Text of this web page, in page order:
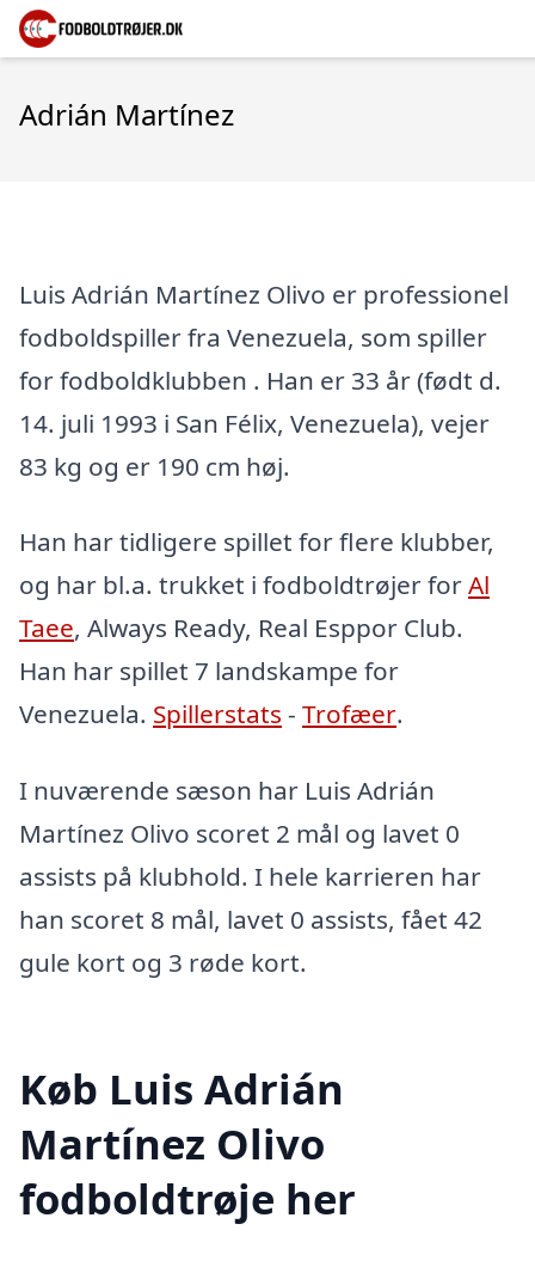
Adrián Martínez
Luis Adrián Martínez Olivo er professionel
fodboldspiller fra Venezuela, som spiller
for fodboldklubben . Han er 33 år (født d.
14. juli 1993 i San Félix, Venezuela), vejer
83 kg og er 190 cm høj.
Han har tidligere spillet for flere klubber,
og har bl.a. trukket i fodboldtrøjer forAl
Taee, Always Ready, Real Esppor Club.
Han har spillet 7 landskampe for
Venezuela. Spillerstats - Trofæer.
I nuværende sæson har Luis Adrián
Martínez Olivo scoret 2 mål og lavet 0
assists på klubhold. I hele karrieren har
han scoret 8 mål, lavet 0 assists, fået 42
gule kort og 3 røde kort.
Køb Luis Adrián
Martínez Olivo
fodboldtrøje her